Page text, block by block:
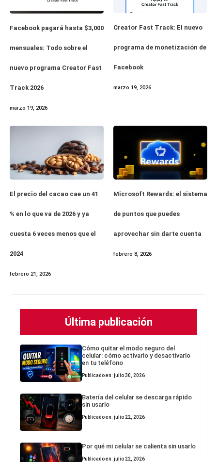
Facebook pagará hasta $3,000
mensuales: Todo sobre el
nuevo programa Creator Fast
Track 2026
marzo 19, 2026
Creator Fast Track: El nuevo
programa de monetización de
Facebook
marzo 19, 2026
El precio del cacao cae un 41
% en lo que va de 2026 y ya
cuesta 6 veces menos que el
2024
febrero 21, 2026
Microsoft Rewards: el sistema
de puntos que puedes
aprovechar sin darte cuenta
febrero 8, 2026
Última publicación
Cómo quitar el modo seguro del
celular: cómo activarlo y desactivarlo
en tu teléfono
Publicado en: julio 30, 2026
Batería del celular se descarga rápido
sin usarlo
Publicado en: julio 22, 2026
Por qué mi celular se calienta sin usarlo
Publicado en: julio 22, 2026